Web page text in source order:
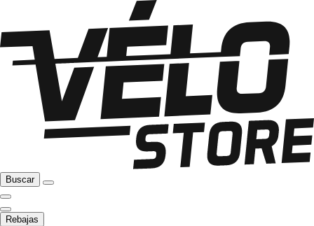
Buscar
Rebajas